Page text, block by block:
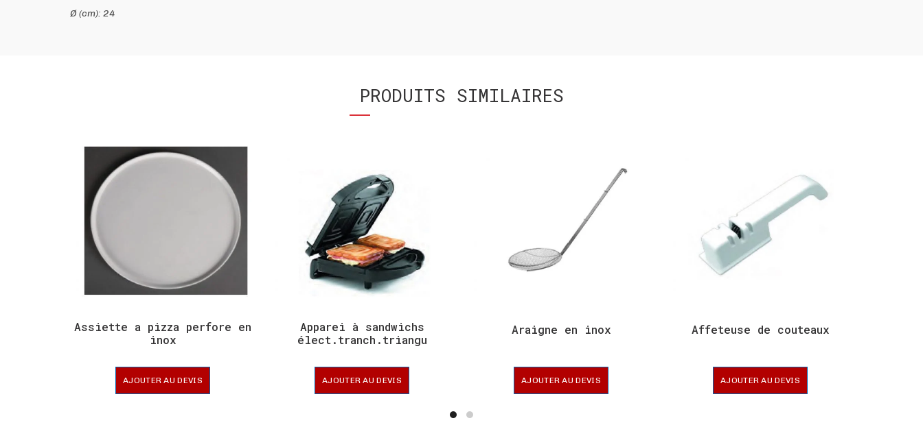
Ø (cm): 24
PRODUITS SIMILAIRES
Assiette a pizza perfore en
inox
AJOUTER AU DEVIS
Apparei à sandwichs
élect.tranch.triangu
AJOUTER AU DEVIS
Araigne en inox
AJOUTER AU DEVIS
Affeteuse de couteaux
AJOUTER AU DEVIS